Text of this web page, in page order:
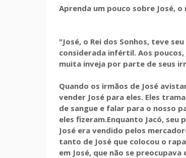
Aprenda um pouco sobre José, o
"José, o Rei dos Sonhos, teve
considerada infértil. Aos
muita inveja por parte de seus
Quando os irmãos de José
vender José para eles. Eles
de sangue e falar para o nosso
eles fizeram.Enquanto Jacó, seu
José era vendido pelos
tanto de José que colocou o
em José, que não se